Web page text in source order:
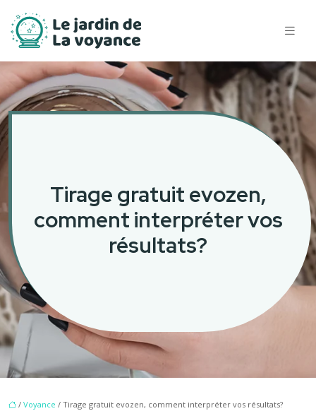
Tirage gratuit evozen,
comment interpréter vos
résultats?
/ Voyance / Tirage gratuit evozen, comment interpréter vos résultats?